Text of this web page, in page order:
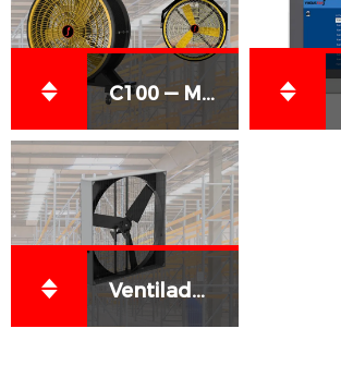
C100 — Mobile or Wall-Mounted Industrial Fan
Ventilador de teto suspenso galvanizado